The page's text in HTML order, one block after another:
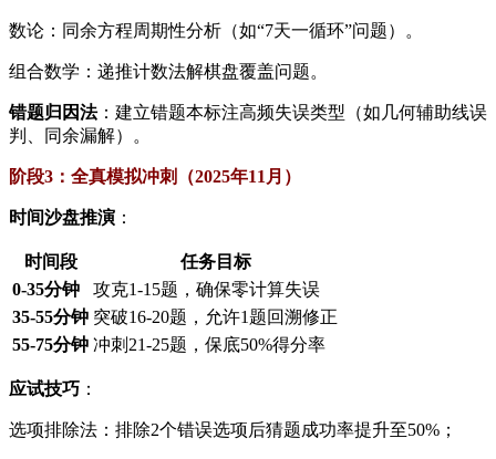
数论：同余方程周期性分析（如“7天一循环”问题）。
组合数学：递推计数法解棋盘覆盖问题。
​错题归因法​​：建立错题本标注高频失误类型（如几何辅助线误
判、同余漏解）。
​阶段3：全真模拟冲刺（2025年11月）​
​时间沙盘推演​ ​：
​时间段​
​任务目标​
​0-35分钟​
攻克1-15题，确保零计算失误
​35-55分钟​ 突破16-20题，允许1题回溯修正
​55-75分钟​ 冲刺21-25题，保底50%得分率
​应试技巧​ ​：
选项排除法：排除2个错误选项后猜题成功率提升至50%；